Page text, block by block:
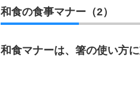
和食の食事マナー（2）
和食マナーは、箸の使い方